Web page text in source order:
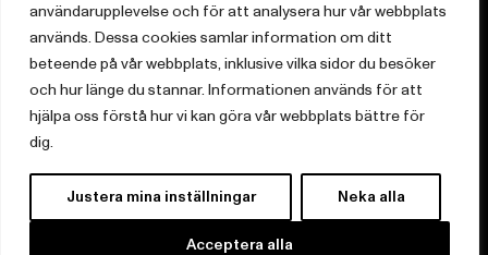
användarupplevelse och för att analysera hur vår webbplats
används. Dessa cookies samlar information om ditt
beteende på vår webbplats, inklusive vilka sidor du besöker
och hur länge du stannar. Informationen används för att
hjälpa oss förstå hur vi kan göra vår webbplats bättre för
dig.
Justera mina inställningar Neka alla
Acceptera alla
Om Bonnierförlagen
Cookies
Integritetspolicy